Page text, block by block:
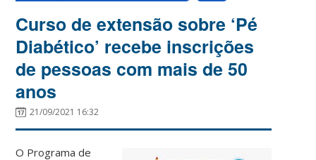
Curso de extensão sobre ‘Pé
Diabético’ recebe inscrições
de pessoas com mais de 50
anos
21/09/2021 16:32
O Programa de